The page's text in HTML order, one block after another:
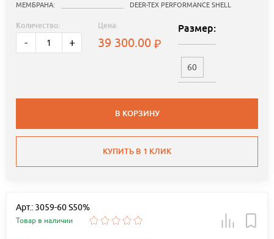
МЕМБРАНА:
DEER-TEX PERFORMANCE SHELL
Количество:
- +
Цена:
39 300.00
Размер:
60
В КОРЗИНУ
КУПИТЬ В 1 КЛИК
Арт.: 3059-60 S50%
Товар в наличии